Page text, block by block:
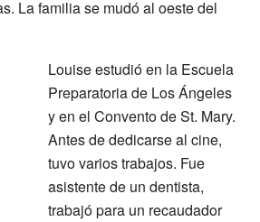
La familia se mudó al oeste del
Louise estudió en la Escuela
Preparatoria de Los Ángeles
y en el Convento de St. Mary.
Antes de dedicarse al cine,
tuvo varios trabajos. Fue
asistente de un dentista,
trabajó para un recaudador